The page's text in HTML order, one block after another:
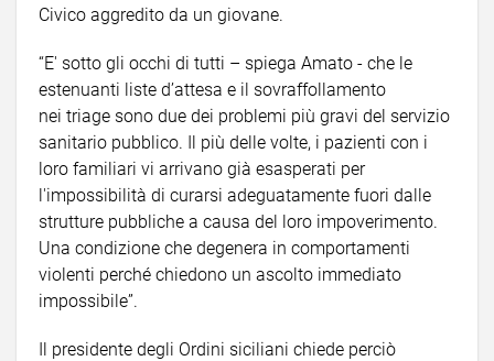
Civico aggredito da un giovane.
“E' sotto gli occhi di tutti – spiega Amato - che le
estenuanti liste d’attesa e il sovraffollamento
nei triage sono due dei problemi più gravi del servizio
sanitario pubblico. Il più delle volte, i pazienti con i
loro familiari vi arrivano già esasperati per
l'impossibilità di curarsi adeguatamente fuori dalle
strutture pubbliche a causa del loro impoverimento.
Una condizione che degenera in comportamenti
violenti perché chiedono un ascolto immediato
impossibile”.
Il presidente degli Ordini siciliani chiede perciò